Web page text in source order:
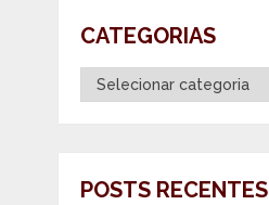
CATEGORIAS
Categorias
POSTS RECENTES